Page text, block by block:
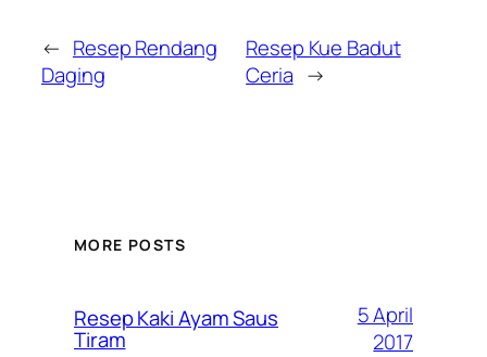
← Resep Rendang
Daging
Resep Kue Badut
Ceria →
MORE POSTS
Resep Kaki Ayam Saus
Tiram
5 April
2017